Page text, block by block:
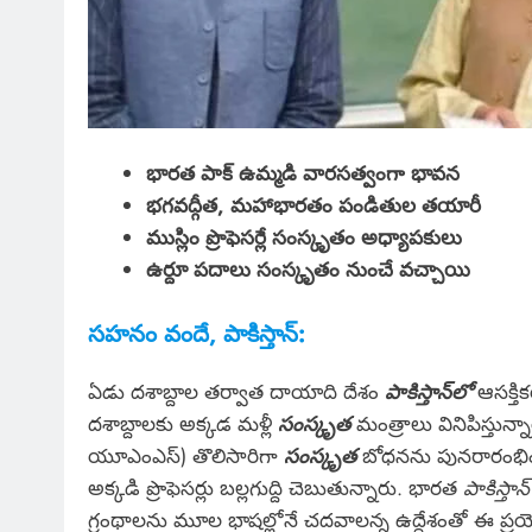
భారత పాక్ ఉమ్మడి వారసత్వంగా భావన
భగవద్గీత, మహాభారతం పండితుల తయారీ
ముస్లిం ప్రొఫెసర్లే సంస్కృతం అధ్యాపకులు
ఉర్దూ పదాలు సంస్కృతం నుంచే వచ్చాయి
సహనం వందే, పాకిస్తాన్:
ఏడు దశాబ్దాల తర్వాత దాయాది దేశం పాకిస్తాన్‌లో
దశాబ్దాలకు అక్కడ మళ్లీ సంస్కృతమంత్రాలు
యూఎంఎస్) తొలిసారిగా సంస్కృతబోధనను
అక్కడి ప్రొఫెసర్లు బల్లగుద్ది చెబుతున్నారు. భారత పాకిస్తాన్
గ్రంథాలను మూల భాషల్లోనే చదవాలన్న ఉద్దేశంతో ఈ